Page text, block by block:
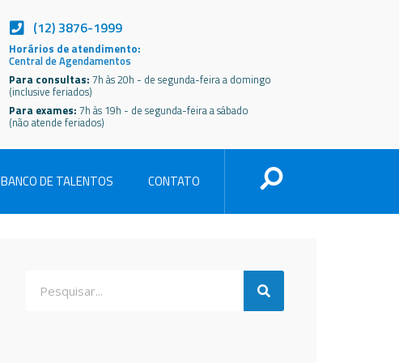
(12) 3876-1999
Horários de atendimento:
Central de Agendamentos
Para consultas: 7h às 20h - de segunda-feira a domingo
(inclusive feriados)
Para exames: 7h às 19h - de segunda-feira a sábado
(não atende feriados)
BANCO DE TALENTOS CONTATO